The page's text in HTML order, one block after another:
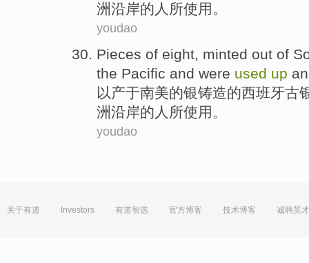
洲沿岸的人所使用 。
youdao
Pieces of eight, minted out of
the Pacific and were used up
以产于南美的银铸造的西班牙古
洲沿岸的人所使用 。
youdao
关于有道 Investors 有道智选 官方博客 技术博客 诚聘英才